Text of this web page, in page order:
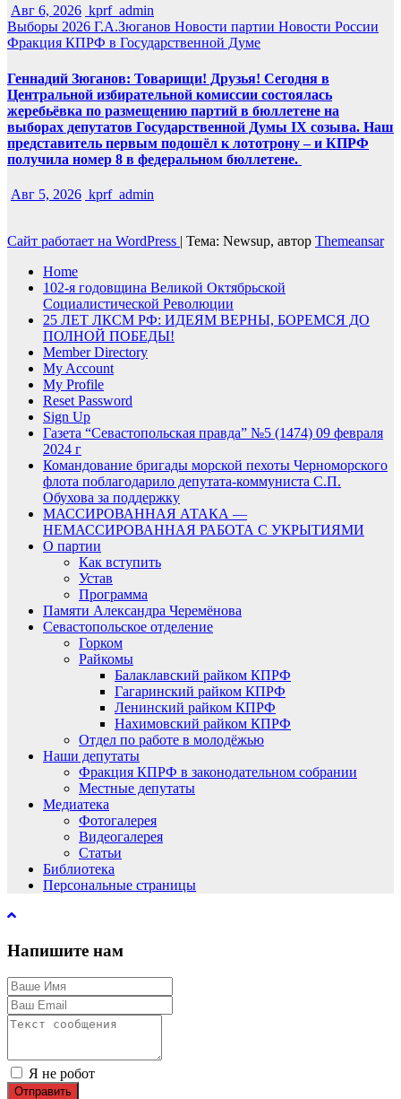
Авг 6, 2026 kprf_admin
Выборы 2026 Г.А.Зюганов Новости партии Новости России
Фракция КПРФ в Государственной Думе
Геннадий Зюганов: Товарищи! Друзья! Сегодня в
Центральной избирательной комиссии состоялась
жеребьёвка по размещению партий в бюллетене на
выборах депутатов Государственной Думы IX созыва. Наш
представитель первым подошёл к лототрону – и КПРФ
получила номер 8 в федеральном бюллетене.
Авг 5, 2026 kprf_admin
Сайт работает на WordPress | Тема: Newsup, автор Themeansar
Home
102-я годовщина Великой Октябрьской
Социалистической Революции
25 ЛЕТ ЛКСМ РФ: ИДЕЯМ ВЕРНЫ, БОРЕМСЯ ДО
ПОЛНОЙ ПОБЕДЫ!
Member Directory
My Account
My Profile
Reset Password
Sign Up
Газета “Севастопольская правда” №5 (1474) 09 февраля
2024 г
Командование бригады морской пехоты Черноморского
флота поблагодарило депутата-коммуниста С.П.
Обухова за поддержку
МАССИРОВАННАЯ АТАКА —
НЕМАССИРОВАННАЯ РАБОТА С УКРЫТИЯМИ
О партии
Как вступить
Устав
Программа
Памяти Александра Черемёнова
Севастопольское отделение
Горком
Райкомы
Балаклавский райком КПРФ
Гагаринский райком КПРФ
Ленинский райком КПРФ
Нахимовский райком КПРФ
Отдел по работе в молодёжью
Наши депутаты
Фракция КПРФ в законодательном собрании
Местные депутаты
Медиатека
Фотогалерея
Видеогалерея
Статьи
Библиотека
Персональные страницы
Напишите нам
Я не робот
Отправить